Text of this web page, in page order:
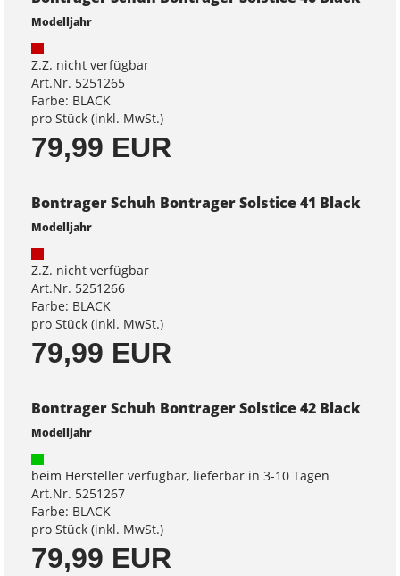
Modelljahr
Z.Z. nicht verfügbar
Art.Nr. 5251265
Farbe: BLACK
pro Stück (inkl. MwSt.)
79,99 EUR
Bontrager Schuh Bontrager Solstice 41 Black
Modelljahr
Z.Z. nicht verfügbar
Art.Nr. 5251266
Farbe: BLACK
pro Stück (inkl. MwSt.)
79,99 EUR
Bontrager Schuh Bontrager Solstice 42 Black
Modelljahr
beim Hersteller verfügbar, lieferbar in 3-10 Tagen
Art.Nr. 5251267
Farbe: BLACK
pro Stück (inkl. MwSt.)
79,99 EUR